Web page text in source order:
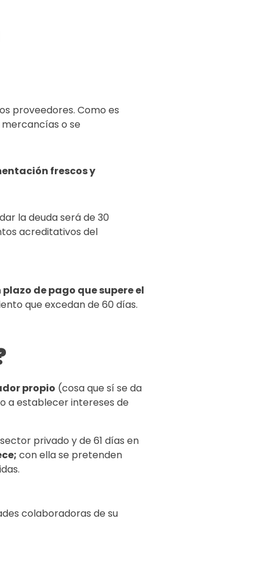
proveedores. Como es
o se
frescos y
la deuda será de 30
acreditativos del
de pago que supere el
que excedan de 60 días.
propio (cosa que sí se da
a establecer intereses de
privado y de 61 días en
con ella se pretenden
colaboradoras de su